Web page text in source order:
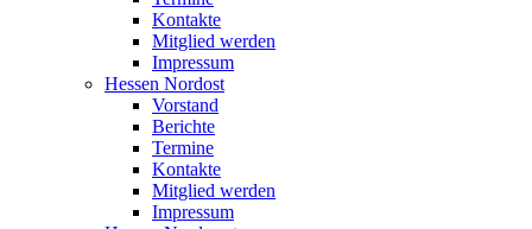
Kontakte
Mitglied werden
Impressum
Hessen Nordost
Vorstand
Berichte
Termine
Kontakte
Mitglied werden
Impressum